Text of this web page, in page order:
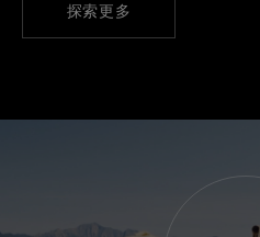
探索更多